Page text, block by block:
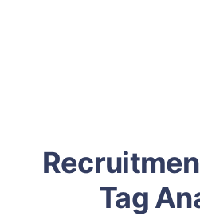
Tag